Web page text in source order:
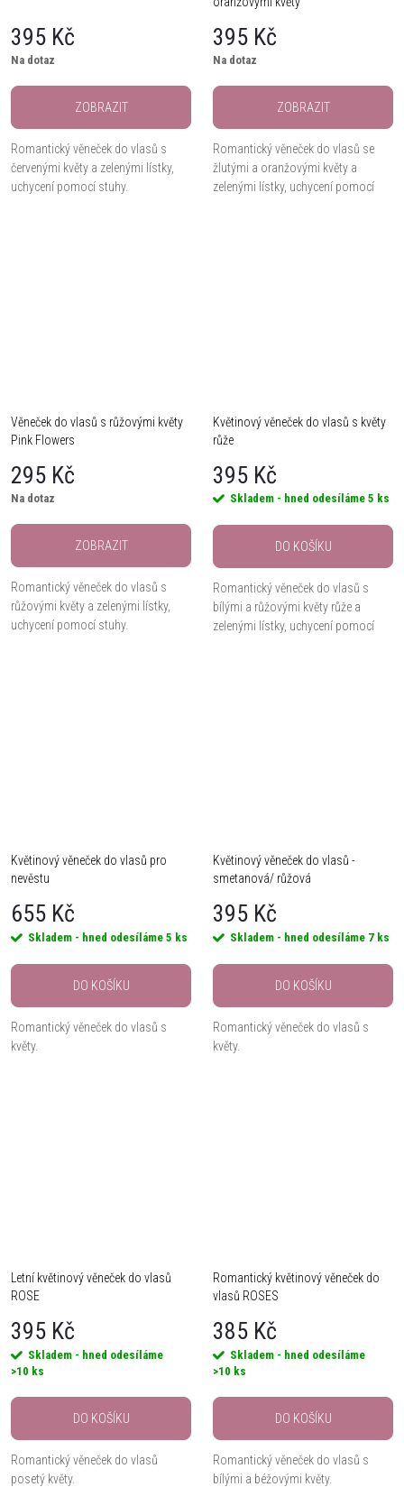
395 Kč
Na dotaz
ZOBRAZIT
Romantický věneček do vlasů s
červenými květy a zelenými lístky,
uchycení pomocí stuhy.
395 Kč
Na dotaz
ZOBRAZIT
Romantický věneček do vlasů se
žlutými a oranžovými květy a
zelenými lístky, uchycení pomocí
Věneček do vlasů s růžovými květy
Pink Flowers
295 Kč
Na dotaz
ZOBRAZIT
Romantický věneček do vlasů s
růžovými květy a zelenými lístky,
uchycení pomocí stuhy.
Květinový věneček do vlasů s květy
růže
395 Kč
Skladem - hned odesíláme 5 ks
DO KOŠÍKU
Romantický věneček do vlasů s
bílými a růžovými květy růže a
zelenými lístky, uchycení pomocí
Květinový věneček do vlasů pro
nevěstu
655 Kč
Skladem - hned odesíláme 5 ks
DO KOŠÍKU
Romantický věneček do vlasů s
květy.
Květinový věneček do vlasů -
smetanová/ růžová
395 Kč
Skladem - hned odesíláme 7 ks
DO KOŠÍKU
Romantický věneček do vlasů s
květy.
Letní květinový věneček do vlasů
ROSE
395 Kč
Skladem - hned odesíláme
>10 ks
DO KOŠÍKU
Romantický věneček do vlasů
posetý květy.
Romantický květinový věneček do
vlasů ROSES
385 Kč
Skladem - hned odesíláme
>10 ks
DO KOŠÍKU
Romantický věneček do vlasů s
bílými a béžovými květy.